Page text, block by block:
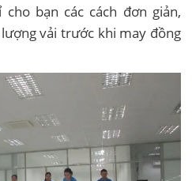
bạn các cách đơn giản,
vải trước khi may đồng